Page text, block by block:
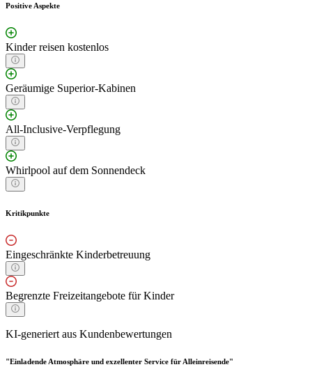
Positive Aspekte
Kinder reisen kostenlos
Geräumige Superior-Kabinen
All-Inclusive-Verpflegung
Whirlpool auf dem Sonnendeck
Kritikpunkte
Eingeschränkte Kinderbetreuung
Begrenzte Freizeitangebote für Kinder
KI-generiert aus Kundenbewertungen
"Einladende Atmosphäre und exzellenter Service für Alleinreisende"